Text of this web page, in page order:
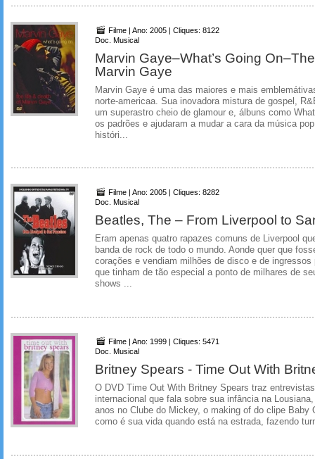
Filme | Ano: 2005 | Cliques: 8122
Doc. Musical
Marvin Gaye–What’s Going
Marvin Gaye
Marvin Gaye é uma das maiores e mais
norte-americaa. Sua inovadora mistura de gospel,
um superastro cheio de glamour e, álbuns como
os padrões e ajudaram a mudar a cara da música
históri...
Filme | Ano: 2005 | Cliques: 8282
Doc. Musical
Beatles, The – From Liverpool to
Eram apenas quatro rapazes comuns de Liverpool
banda de rock de todo o mundo. Aonde quer que
corações e vendiam milhões de disco e de
que tinham de tão especial a ponto de milhares de
shows ...
Filme | Ano: 1999 | Cliques: 5471
Doc. Musical
Britney Spears - Time Out With
O DVD Time Out With Britney Spears traz
internacional que fala sobre sua infância na
anos no Clube do Mickey, o making of do clipe Baby
como é sua vida quando está na estrada, fazendo